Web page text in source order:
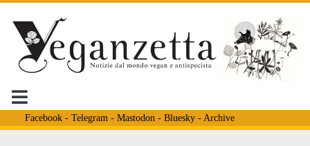
Facebook- Telegram - Mastodon - Bluesky- Archive